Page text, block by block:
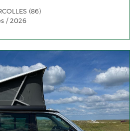
(86)
/ 2026